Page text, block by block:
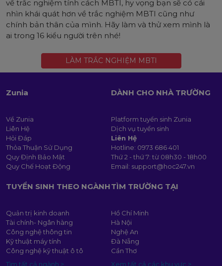
về trắc nghiệm tính cách MBTI, hy vọng bạn sẽ có cái
nhìn khái quát hơn về trắc nghiệm MBTI cũng như
chính bản thân của mình. Hãy làm và thử xem mình là
ai trong 16 kiểu người trên nhé!
LÀM TRẮC NGHIỆM MBTI
Zunia
Về Zunia
Liên Hệ
Hỏi Đáp
Thỏa Thuận Sử Dụng
Quy Định Bảo Mật
Quy Chế Hoạt Động
DÀNH CHO NHÀ TRƯỜNG
Platform tuyển sinh Zunia
Dịch vụ tuyển sinh
Liên Hệ
Hotline: 0973 686 401
Thứ 2 - thứ 7: từ 08h30 - 18h00
Email: support@hoc247.vn
TUYỂN SINH THEO NGÀNH
Quản trị kinh doanh
Tài chính- Ngân hàng
Công nghệ thông tin
Kỹ thuật máy tính
Công nghệ kỹ thuật ô tô
Tìm tất cả ngành >
TÌM TRƯỜNG TẠI
Hồ Chí Minh
Hà Nội
Nghệ An
Đà Nẵng
Cần Thơ
Xem tất cả các khu vực >